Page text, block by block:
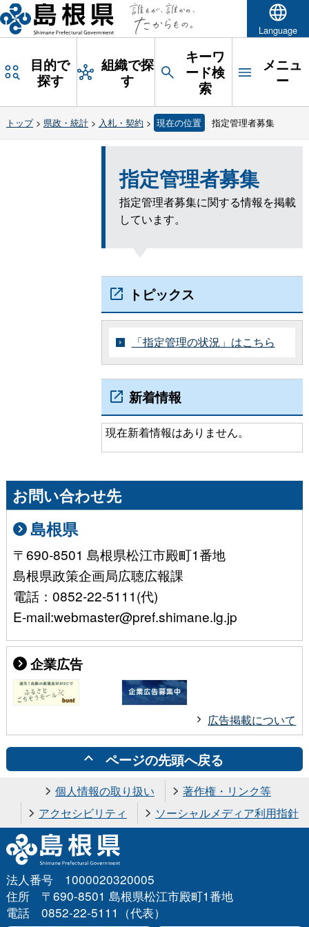
Language
目的で
探す
組織で探
す
キーワ
ード検
索
メニュ
ー
トップ> 県政・統計> 入札・契約 > 現在の位置 指定管理者募集
指定管理者募集
指定管理者募集に関する情報を掲載
しています。
トピックス
「指定管理の状況」はこちら
新着情報
現在新着情報はありません。
お問い合わせ先
島根県
〒690-8501 島根県松江市殿町1番地
島根県政策企画局広聴広報課
電話：0852-22-5111(代)
E-mail:webmaster@pref.shimane.lg.jp
企業広告
広告掲載について
ページの先頭へ戻る
個人情報の取り扱い
著作権・リンク等
アクセシビリティ
ソーシャルメディア利用指針
法人番号 1000020320005
住所 〒690-8501 島根県松江市殿町1番地
電話 0852-22-5111（代表）